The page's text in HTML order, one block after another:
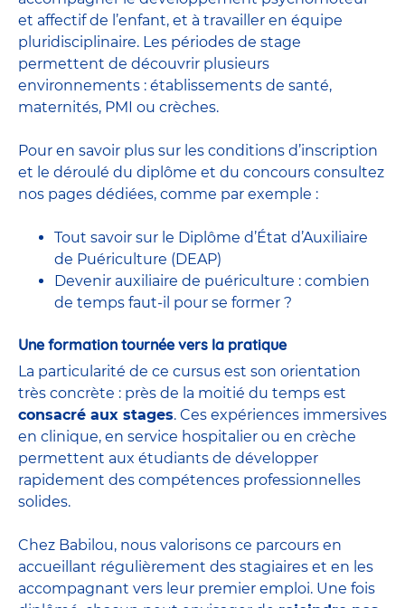
et affectif de l’enfant, et à travailler en équipe
pluridisciplinaire. Les périodes de stage
permettent de découvrir plusieurs
environnements : établissements de santé,
maternités, PMI ou crèches.
Pour en savoir plus sur les conditions d’inscription
et le déroulé du diplôme et du concours consultez
nos pages dédiées, comme par exemple :
Tout savoir sur le Diplôme d’État d’Auxiliaire
de Puériculture (DEAP)
Devenir auxiliaire de puériculture : combien
de temps faut-il pour se former ?
Une formation tournée vers la pratique
La particularité de ce cursus est son orientation
très concrète : près de la moitié du temps est
consacré aux stages. Ces expériences immersives
en clinique, en service hospitalier ou en crèche
permettent aux étudiants de développer
rapidement des compétences professionnelles
solides.
Chez Babilou, nous valorisons ce parcours en
accueillant régulièrement des stagiaires et en les
accompagnant vers leur premier emploi. Une fois